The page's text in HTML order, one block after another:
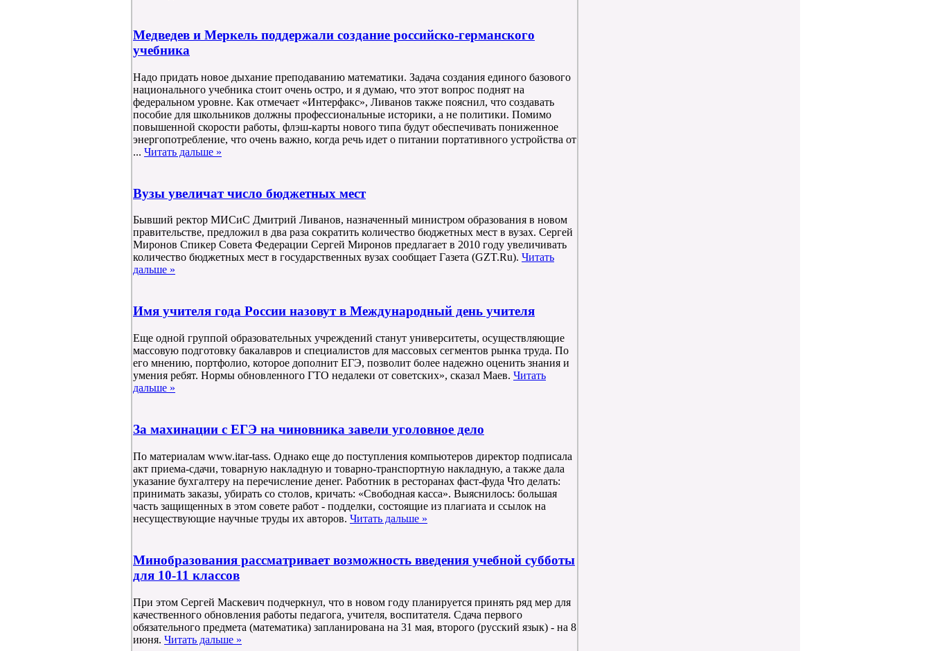
Медведев и Меркель поддержали создание российско-германского
учебника
Надо придать новое дыхание преподаванию математики. Задача создания единого базового
национального учебника стоит очень остро, и я думаю, что этот вопрос поднят на
федеральном уровне. Как отмечает «Интерфакс», Ливанов также пояснил, что создавать
пособие для школьников должны профессиональные историки, а не политики. Помимо
повышенной скорости работы, флэш-карты нового типа будут обеспечивать пониженное
энергопотребление, что очень важно, когда речь идет о питании портативного устройства от
... Читать дальше »
Вузы увеличат число бюджетных мест
Бывший ректор МИСиС Дмитрий Ливанов, назначенный министром образования в новом
правительстве, предложил в два раза сократить количество бюджетных мест в вузах. Сергей
Миронов Спикер Совета Федерации Сергей Миронов предлагает в 2010 году увеличивать
количество бюджетных мест в государственных вузах сообщает Газета (GZT.Ru). Читать
дальше »
Имя учителя года России назовут в Международный день учителя
Еще одной группой образовательных учреждений станут университеты, осуществляющие
массовую подготовку бакалавров и специалистов для массовых сегментов рынка труда. По
его мнению, портфолио, которое дополнит ЕГЭ, позволит более надежно оценить знания и
умения ребят. Нормы обновленного ГТО недалеки от советских», сказал Маев. Читать
дальше »
За махинации с ЕГЭ на чиновника завели уголовное дело
По материалам www.itar-tass. Однако еще до поступления компьютеров директор подписала
акт приема-сдачи, товарную накладную и товарно-транспортную накладную, а также дала
указание бухгалтеру на перечисление денег. Работник в ресторанах фаст-фуда Что делать:
принимать заказы, убирать со столов, кричать: «Свободная касса». Выяснилось: большая
часть защищенных в этом совете работ - подделки, состоящие из плагиата и ссылок на
несуществующие научные труды их авторов. Читать дальше »
Минобразования рассматривает возможность введения учебной субботы
для 10-11 классов
При этом Сергей Маскевич подчеркнул, что в новом году планируется принять ряд мер для
качественного обновления работы педагога, учителя, воспитателя. Сдача первого
обязательного предмета (математика) запланирована на 31 мая, второго (русский язык) - на 8
июня. Читать дальше »